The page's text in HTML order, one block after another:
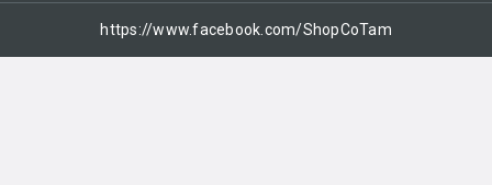
https://www.facebook.com/ShopCoTam